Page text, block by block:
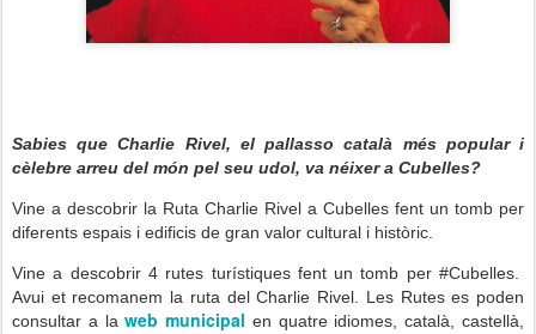
Sabies que Charlie Rivel, el pallasso català més popular i
cèlebre arreu del món pel seu udol, va néixer a Cubelles?
Vine a descobrir la Ruta Charlie Rivel a Cubelles fent un tomb per
diferents espais i edificis de gran valor cultural i històric.
Vine a descobrir 4 rutes turístiques fent un tomb per #Cubelles.
Avui et recomanem la ruta del Charlie Rivel. Les Rutes es poden
consultar a laweb municipal en quatre idiomes, català, castellà,